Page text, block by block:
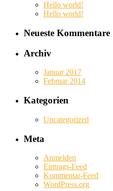
Hello world!
Hello world!
Neueste Kommentare
Archiv
Januar 2017
Februar 2014
Kategorien
Uncategorized
Meta
Anmelden
Eintrags-Feed
Kommentar-Feed
WordPress.org